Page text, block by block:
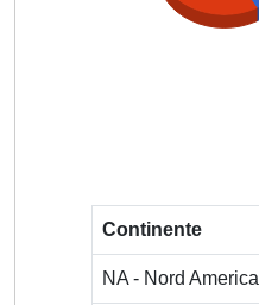
Continente
NA - Nord America